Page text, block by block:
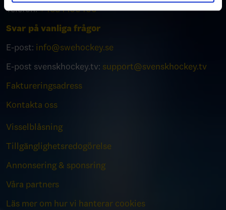
Telefon:+4684490400
Svar på vanliga frågor
E-post: info@swehockey.se
E-post svenskhockey.tv: support@svenskhockey.tv
Faktureringsadress
Kontakta oss
Visselblåsning
Tillgänglighetsredogörelse
Annonsering & sponsring
Våra partners
Läs mer om hur vi hanterar cookies